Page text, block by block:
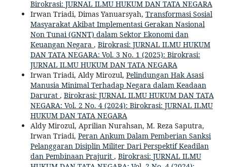
Birokrasi: JURNAL ILMU HUKUM DAN TATA NEGARA
Irwan Triadi, Dimas Yanuarsyah, Transformasi Sosial
Masyarakat Akibat Implementasi Gerakan Nasional
Non Tunai (GNNT) dalam Sektor Ekonomi dan
Keuangan Negara , Birokrasi: JURNAL ILMU HUKUM
DAN TATA NEGARA: Vol. 3 No. 1 (2025): Birokrasi:
JURNAL ILMU HUKUM DAN TATA NEGARA
Irwan Triadi, Aldy Mirozul, Pelindungan Hak Asasi
Manusia Minimal Terhadap Negara dalam Keadaan
Darurat , Birokrasi: JURNAL ILMU HUKUM DAN TATA
NEGARA: Vol. 2 No. 4 (2024): Birokrasi: JURNAL ILMU
HUKUM DAN TATA NEGARA
Aldy Mirozul, Aprilian Nurahsan, M. Reza Saputra,
Irwan Triadi, Peran Ankum Dalam Pemberian Sanksi
Pelanggaran Disiplin Militer Dari Perspektif Keadilan
dan Pembinaan Prajurit , Birokrasi: JURNAL ILMU